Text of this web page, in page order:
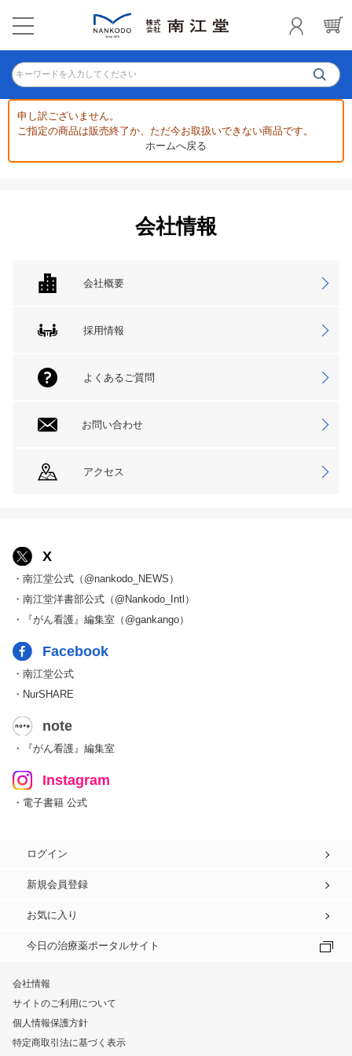
キーワードを入力してください
申し訳ございません。
ご指定の商品は販売終了か、ただ今お取扱いできない商品です。
ホームへ戻る
会社情報
会社概要
採用情報
よくあるご質問
お問い合わせ
アクセス
X
・南江堂公式（@nankodo_NEWS）
・南江堂洋書部公式（@Nankodo_Intl）
・『がん看護』編集室（@gankango）
Facebook
・南江堂公式
・NurSHARE
note
・『がん看護』編集室
Instagram
・電子書籍 公式
ログイン
新規会員登録
お気に入り
今日の治療薬ポータルサイト
会社情報
サイトのご利用について
個人情報保護方針
特定商取引法に基づく表示